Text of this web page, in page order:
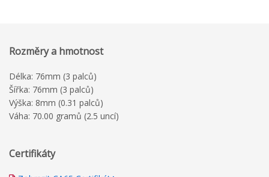
Rozměry a hmotnost
Délka: 76mm (3 palců)
Šířka: 76mm (3 palců)
Výška: 8mm (0.31 palců)
Váha: 70.00 gramů (2.5 uncí)
Certifikáty